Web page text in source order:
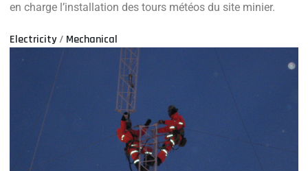
en charge l’installation des tours météos du site minier.
Electricity/ Mechanical